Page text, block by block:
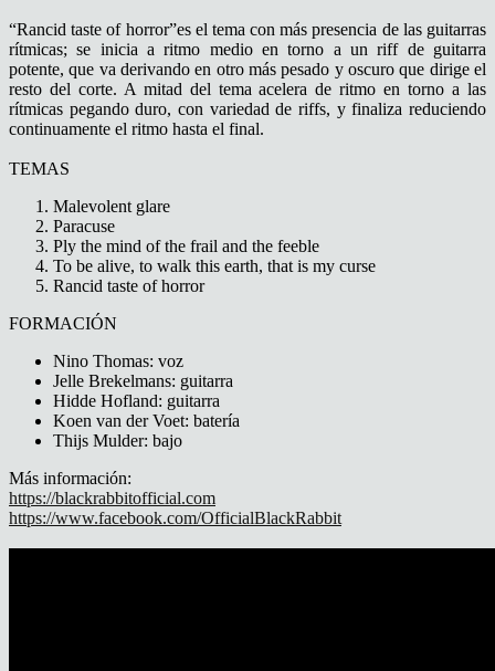
“Rancid taste of horror”es el tema con más presencia de las guitarras
rítmicas; se inicia a ritmo medio en torno a un riff de guitarra
potente, que va derivando en otro más pesado y oscuro que dirige el
resto del corte. A mitad del tema acelera de ritmo en torno a las
rítmicas pegando duro, con variedad de riffs, y finaliza reduciendo
continuamente el ritmo hasta el final.
TEMAS
Malevolent glare
Paracuse
Ply the mind of the frail and the feeble
To be alive, to walk this earth, that is my curse
Rancid taste of horror
FORMACIÓN
Nino Thomas: voz
Jelle Brekelmans: guitarra
Hidde Hofland: guitarra
Koen van der Voet: batería
Thijs Mulder: bajo
Más información:
https://blackrabbitofficial.com
https://www.facebook.com/OfficialBlackRabbit